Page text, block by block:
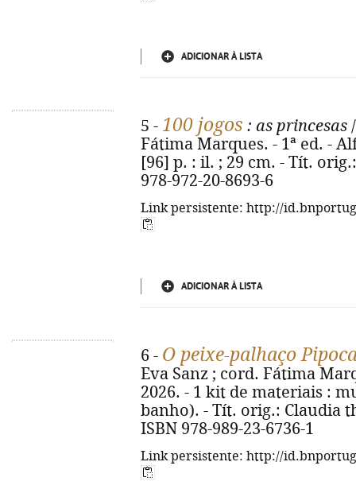
ADICIONAR À LISTA
5 - 100 jogos : as princesas
Fátima Marques. - 1ª ed. -
[96] p. : il. ; 29 cm. - Tít.
978-972-20-8693-6
Link persistente: http://
ADICIONAR À LISTA
6 - O peixe-palhaço
Eva Sanz ; cord. Fátima
2026. - 1 kit de materiais :
banho). - Tít. orig.: Claudia
ISBN 978-989-23-6736-1
Link persistente: http://